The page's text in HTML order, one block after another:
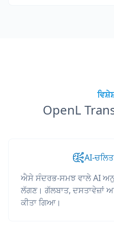
OpenL
AI-
ਐਸੇ ਸੰਦਰਭ-ਸਮਝ ਵਾਲੇ AI
ਲੱਗਣ। ਗੱਲਬਾਤ,
ਕੀਤਾ ਗਿਆ।